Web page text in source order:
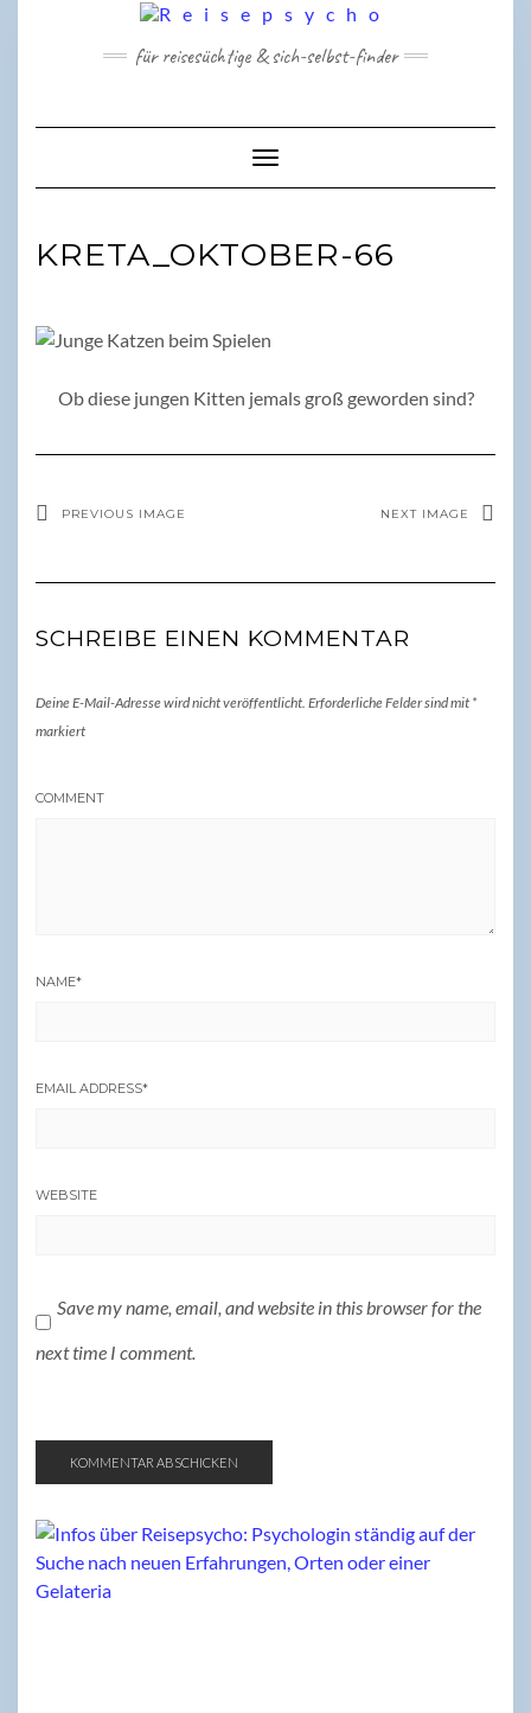
für reisesüchtige & sich-selbst-finder
Toggle Navigation
KRETA_OKTOBER-66
Ob diese jungen Kitten jemals groß geworden sind?
PREVIOUS IMAGE NEXT IMAGE
SCHREIBE EINEN KOMMENTAR
Deine E-Mail-Adresse wird nicht veröffentlicht. Erforderliche Felder sind mit *
markiert
COMMENT
NAME*
EMAIL ADDRESS*
WEBSITE
Save my name, email, and website in this browser for the
next time I comment.